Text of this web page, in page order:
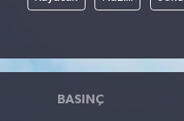
BASINÇ